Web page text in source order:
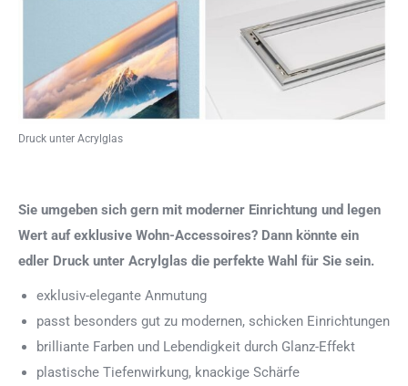
Druck unter Acrylglas
Sie umgeben sich gern mit moderner Einrichtung und legen
Wert auf exklusive Wohn-Accessoires? Dann könnte ein
edler Druck unter Acrylglas die perfekte Wahl für Sie sein.
exklusiv-elegante Anmutung
passt besonders gut zu modernen, schicken Einrichtungen
brilliante Farben und Lebendigkeit durch Glanz-Effekt
plastische Tiefenwirkung, knackige Schärfe